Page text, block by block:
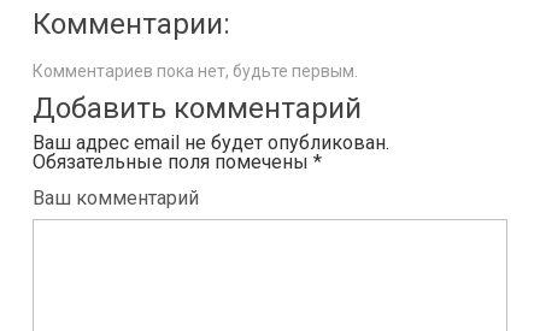
Комментарии:
Комментариев пока нет, будьте первым.
Добавить комментарий
Ваш адрес email не будет опубликован.
Обязательные поля помечены *
Ваш комментарий